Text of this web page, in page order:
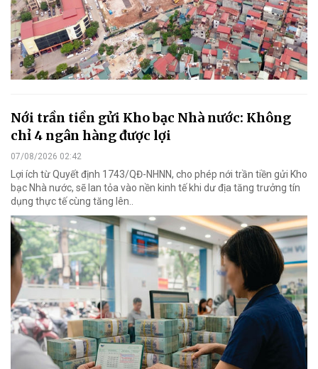
Nới trần tiền gửi Kho bạc Nhà nước: Không
chỉ 4 ngân hàng được lợi
07/08/2026 02:42
Lợi ích từ Quyết định 1743/QĐ-NHNN, cho phép nới trần tiền gửi Kho
bạc Nhà nước, sẽ lan tỏa vào nền kinh tế khi dư địa tăng trưởng tín
dụng thực tế cùng tăng lên..